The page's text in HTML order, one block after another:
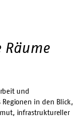
Räume
und
Regionen in den Blick,
infrastruktureller